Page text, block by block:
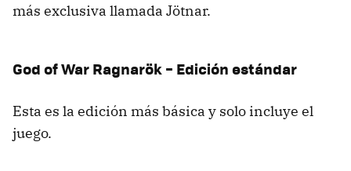
más exclusiva llamada Jötnar.
God of War Ragnarök – Edición estándar
Esta es la edición más básica y solo incluye el
juego.